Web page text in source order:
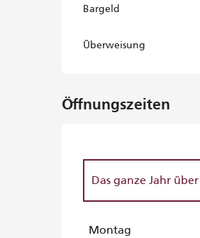
Bargeld
Überweisung
Öffnungszeiten
Das ganze Jahr über
Montag